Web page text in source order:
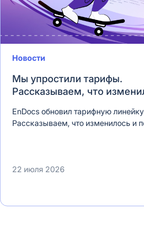
Новости
Мы упростили тарифы.
Рассказываем, что
EnDocs обновил тарифную
Рассказываем, что изменилось и
22 июля 2026